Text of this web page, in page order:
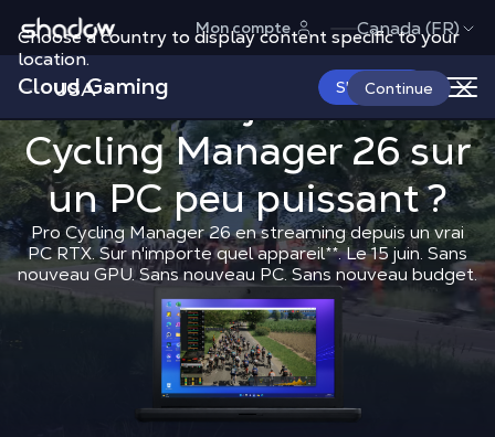
Choose a country to display content specific to your
location.
USA Continue
Shadow.tech Mon compte Canada (FR)
Cloud Gaming S'abonner
Comment
Shadow Blog How to play
Comment jouer àPro
Cycling Manager 26sur
un PC peu puissant ?
Pro Cycling Manager 26 en streaming depuis un vrai
PC RTX. Sur n'importe quel appareil**. Le 15 juin. Sans
nouveau GPU. Sans nouveau PC. Sans nouveau budget.